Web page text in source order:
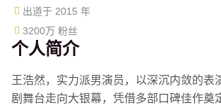
出道于 2015 年
3200万 粉丝
个人简介
王浩然，实力派男演员，以深沉内敛的表
剧舞台走向大银幕，凭借多部口碑佳作奠